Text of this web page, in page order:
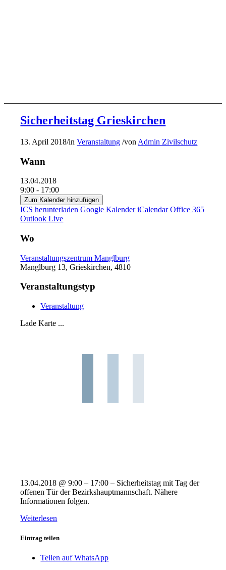
Sicherheitstag Grieskirchen
13. April 2018/inVeranstaltung /von Admin Zivilschutz
Wann
13.04.2018
9:00 - 17:00
Zum Kalender hinzufügen
ICS herunterladen Google Kalender iCalendar Office 365
Outlook Live
Wo
Veranstaltungszentrum Manglburg
Manglburg 13, Grieskirchen, 4810
Veranstaltungstyp
Veranstaltung
Lade Karte ...
13.04.2018 @ 9:00 – 17:00 – Sicherheitstag mit Tag der
offenen Tür der Bezirkshauptmannschaft. Nähere
Informationen folgen.
Weiterlesen
Eintrag teilen
Teilen auf WhatsApp